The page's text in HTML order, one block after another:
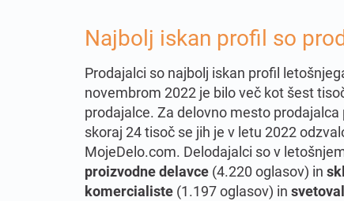
Najbolj iskan profil so
Prodajalci so najbolj iskan profil
novembrom 2022 je bilo več kot šest
prodajalce. Za delovno mesto
skoraj 24 tisoč se jih je v letu 2022
MojeDelo.com. Delodajalci so v
proizvodne delavce (4.220 oglasov) in
komercialiste (1.197 oglasov) in